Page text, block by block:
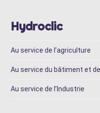
Hydroclic
Au service de l’agriculture
Au service du bâtiment et
Au service de l’Industrie